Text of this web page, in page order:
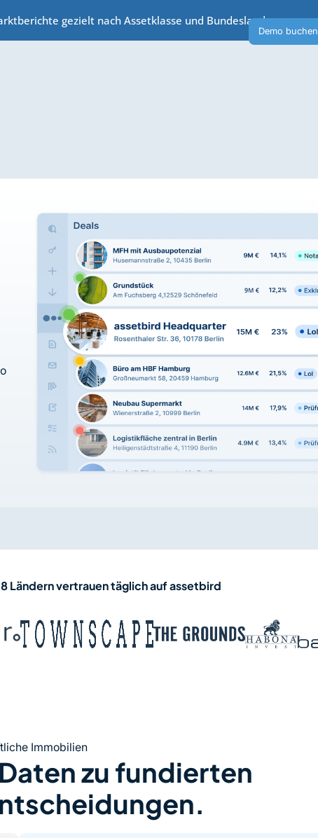
gezielt nach Assetklasse und Bundesland →
Demo buchen
Ländern vertrauen täglich auf assetbird
Immobilien
zu fundierten